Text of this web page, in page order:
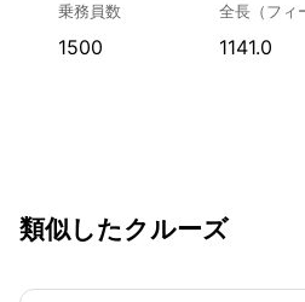
乗務員数
1500
全長（フィ
1141.0
類似したクルーズ